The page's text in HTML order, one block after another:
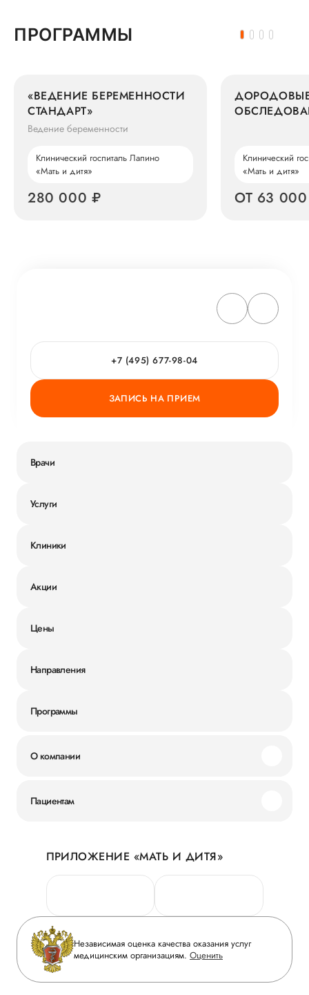
ПРОГРАММЫ
«ВЕДЕНИЕ БЕРЕМЕННОСТИ
СТАНДАРТ»
Ведение беременности
Клинический госпиталь Лапино
«Мать и дитя»
280 000 ₽
Клинический
«Мать и дитя»
ОТ 63
+7 (495) 677-98-04
ЗАПИСЬ НА ПРИЕМ
Врачи
Услуги
Клиники
Акции
Цены
Направления
Программы
О компании
Новости
Руководство
Сотрудничество
Инвесторам
Журнал «Мать и дитя»
Вакансии
Пациентам
Личный кабинет
Персональные данные
Горячая линия качества
Вопрос-ответ
Приложение пациента
Статьи
ПРИЛОЖЕНИЕ «МАТЬ И ДИТЯ»
Независимая оценка качества оказания услуг
медицинским организациям. Оценить